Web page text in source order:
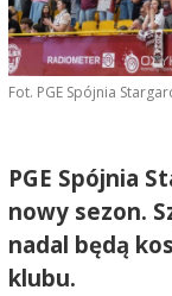
Fot. PGE Spójnia
PGE Spójnia
nowy sezon.
nadal będą
klubu.